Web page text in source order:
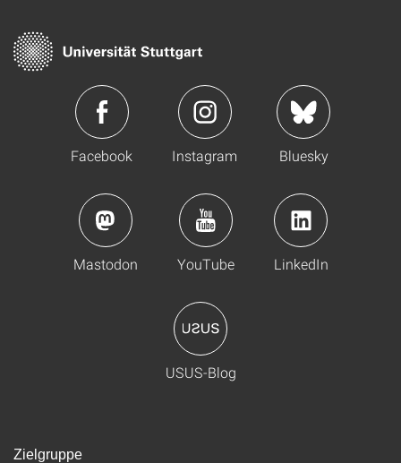
Facebook Instagram Bluesky
Mastodon YouTube LinkedIn
USUS-Blog
Zielgruppe